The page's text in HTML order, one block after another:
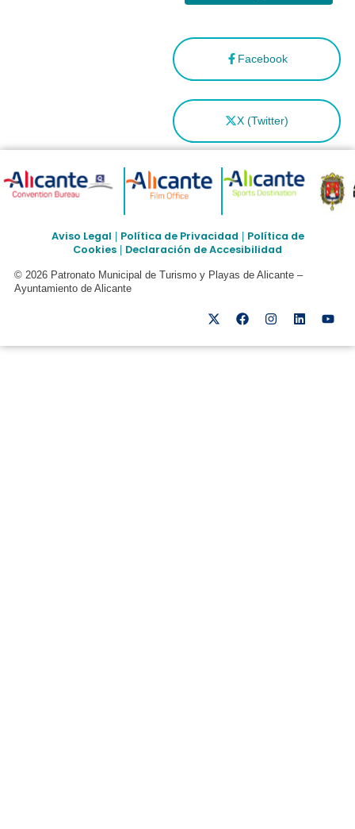
Facebook
X (Twitter)
Aviso Legal Política de Privacidad
Política de
Cookies
Declaración de Accesibilidad
© 2026 Patronato Municipal de Turismo y Playas de Alicante –
Ayuntamiento de Alicante